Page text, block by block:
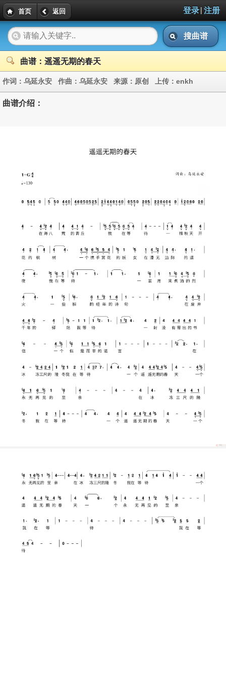
首页 返回 登录| 注册
搜曲谱
曲谱：遥遥无期的春天
作词： 乌延永安 作曲： 乌延永安 来源： 原创 上传： enkh
曲谱介绍：